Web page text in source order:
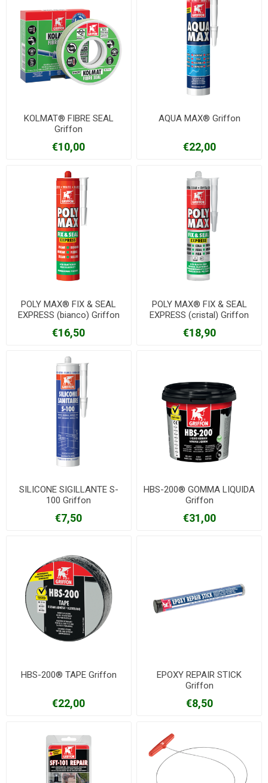
KOLMAT® FIBRE SEAL
Griffon
€10,00
AQUA MAX® Griffon
€22,00
POLY MAX® FIX & SEAL
EXPRESS (bianco) Griffon
€16,50
POLY MAX® FIX & SEAL
EXPRESS (cristal) Griffon
€18,90
SILICONE SIGILLANTE S-
100 Griffon
€7,50
HBS-200® GOMMA LIQUIDA
Griffon
€31,00
HBS-200® TAPE Griffon
€22,00
EPOXY REPAIR STICK
Griffon
€8,50